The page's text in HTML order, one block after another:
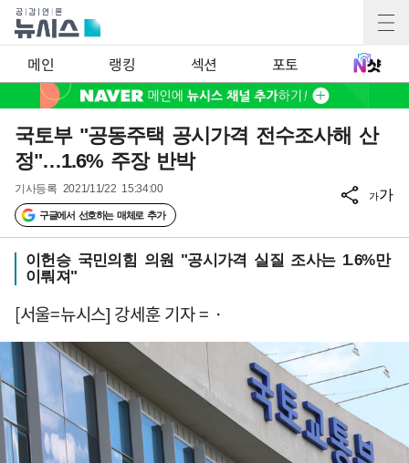
메인 랭킹 섹션 포토
국토부 "공동주택 공시가격 전수조사해 산
정"…1.6% 주장 반박
기사등록 2021/11/22 15:34:00
구글에서 선호하는 매체로 추가
가가
이헌승 국민의힘 의원 "공시가격 실질 조사는 1.6%만
이뤄져"
[서울=뉴시스] 강세훈 기자 = ·